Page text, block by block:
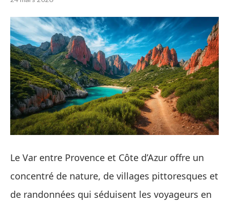
Le Var entre Provence et Côte d’Azur offre un
concentré de nature, de villages pittoresques et
de randonnées qui séduisent les voyageurs en